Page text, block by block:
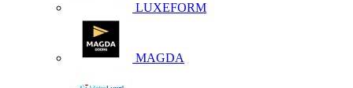
LUXEFORM
MAGDA